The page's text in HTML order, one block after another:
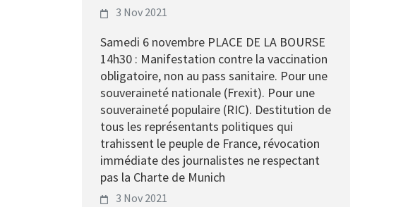
3 Nov 2021
Samedi 6 novembre PLACE DE LA BOURSE
14h30 : Manifestation contre la vaccination
obligatoire, non au pass sanitaire. Pour une
souveraineté nationale (Frexit). Pour une
souveraineté populaire (RIC). Destitution de
tous les représentants politiques qui
trahissent le peuple de France, révocation
immédiate des journalistes ne respectant
pas la Charte de Munich
3 Nov 2021